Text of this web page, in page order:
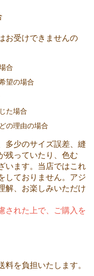
お受けできませんの
合
望の場合
た場合
の理由の場合
多少のサイズ誤差、縫
残っていたり、色む
います。当店ではこれ
しておりません。アジ
解、お楽しみいただけ
された上で、ご購入を
を負担いたします。